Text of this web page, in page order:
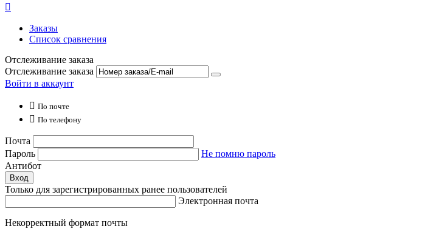

Заказы
Список сравнения
Отслеживание заказа
Отслеживание заказа
Войти в аккаунт
 По почте
 По телефону
Почта
Пароль
Не помню пароль
Антибот
Вход
Только для зарегистрированных ранее пользователей
Электронная почта
Некорректный формат почты